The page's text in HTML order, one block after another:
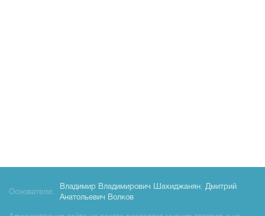
Основатели:
Владимир Владимирович Шахиджанян, Дмитрий
Анатольевич Волков